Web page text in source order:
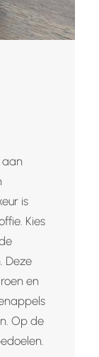
is
Kies
Deze
en
Op de